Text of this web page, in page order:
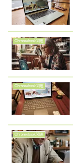
Chromebook関連
Chromebook関連
Chromebook関連